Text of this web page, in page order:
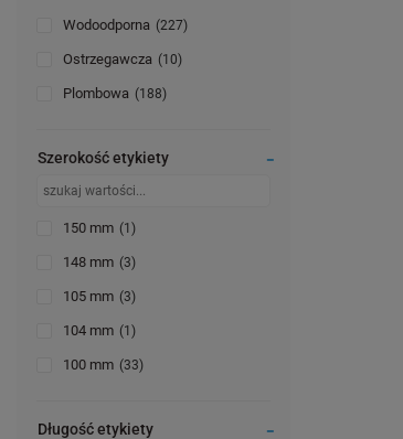
Wodoodporna 227
Ostrzegawcza 10
Plombowa 188
Szerokość etykiety
150 mm 1
148 mm 3
105 mm 3
104 mm 1
100 mm 33
Długość etykiety